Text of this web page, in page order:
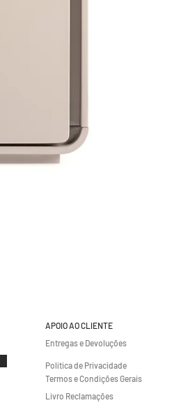
APOIO AO CLIENTE
Entregas e Devoluções
Política de Privacidade
Termos e Condições Gerais
Livro Reclamações